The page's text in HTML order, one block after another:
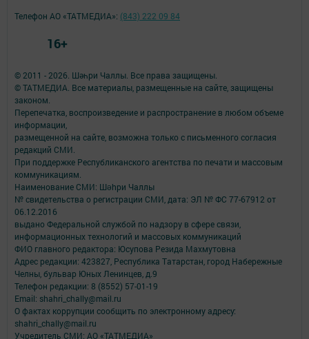
© 2011 - 2026. Шәһри Чаллы. Все права защищены.
© ТАТМЕДИА. Все материалы, размещенные на сайте, защищены
законом.
Перепечатка, воспроизведение и распространение в любом объеме
информации,
размещенной на сайте, возможна только с письменного согласия
редакций СМИ.
При поддержке Республиканского агентства по печати и массовым
коммуникациям.
Наименование СМИ: Шəhри Чаллы
№ свидетельства о регистрации СМИ, дата: ЭЛ № ФС 77-67912 от
06.12.2016
выдано Федеральной службой по надзору в сфере связи,
информационных технологий и массовых коммуникаций
ФИО главного редактора: Юсупова Резида Махмутовна
Адрес редакции: 423827, Республика Татарстан, город Набережные
Челны, бульвар Юных Ленинцев, д.9
Телефон редакции: 8 (8552) 57-01-19
Email: shahri_chally@mail.ru
О фактах коррупции сообщить по электронному адресу:
shahri_chally@mail.ru
Учредитель СМИ: АО «ТАТМЕДИА»
Телефон АО «ТАТМЕДИА»: (843) 222 09 84
16+